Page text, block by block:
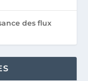
des flux